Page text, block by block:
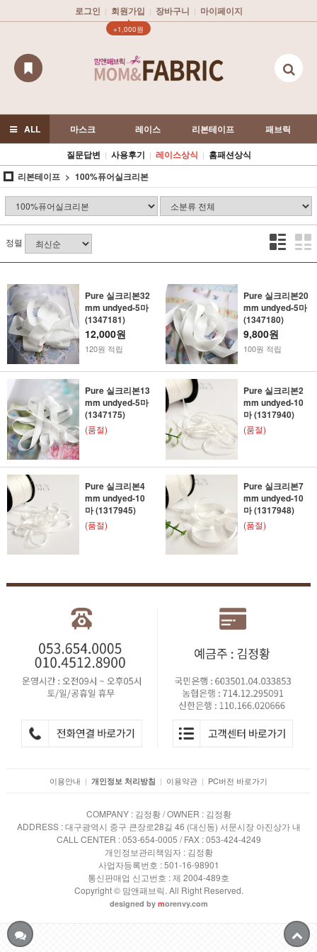
로그인 | 회원가입 |
▲
+1,000원
장바구니 | 마이페이지
ALL 마스크 레이스 리본테이프
패브릭
질문답변 | 사용후기 | 레이스상식 | 홈패션상식
리본테이프
100%퓨어실크리본
정렬
Pure 실크리본32
mm undyed-5마
(1347181)
12,000원
120원 적립
Pure 실크리본20
mm undyed-5마
(1347180)
9,800원
100원 적립
Pure 실크리본13
mm undyed-5마
(1347175)
(품절)
Pure 실크리본2
mm undyed-10
마 (1317940)
(품절)
Pure 실크리본4
mm undyed-10
마 (1317945)
(품절)
Pure 실크리본7
mm undyed-10
마 (1317948)
(품절)
이용안내 | 개인정보 처리방침 | 이용약관 | PC버전 바로가기
COMPANY : 김정황 / OWNER : 김정황
ADDRESS : 대구광역시 중구 큰장로28길 46 (대신동) 서문시장 아진상가 내
CALL CENTER : 053-654-0005 / FAX : 053-424-4249
개인정보관리책임자 : 김정황
사업자등록번호 : 501-16-98901
통신판매업 신고번호 : 제 2004-489호
Copyright © 맘앤패브릭. All Right Reserved.
designed by morenvy.com